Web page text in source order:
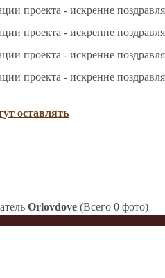
проекта - искренне
проекта - искренне
проекта - искренне
проекта - искренне
оставлять
Orlovdove (Всего 0 фото)